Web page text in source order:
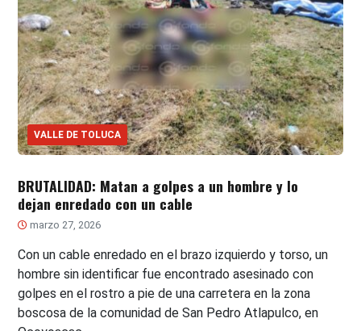
VALLE DE TOLUCA
BRUTALIDAD: Matan a golpes a un hombre y lo
dejan enredado con un cable
marzo 27, 2026
Con un cable enredado en el brazo izquierdo y torso, un
hombre sin identificar fue encontrado asesinado con
golpes en el rostro a pie de una carretera en la zona
boscosa de la comunidad de San Pedro Atlapulco, en